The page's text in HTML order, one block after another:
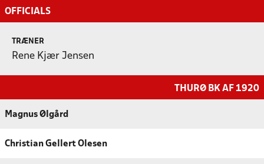
OFFICIALS
TRÆNER
Rene Kjær Jensen
THURØ BK AF 1920
Magnus Ølgård
Christian Gellert Olesen